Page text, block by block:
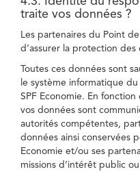
traite vos données ?
Les partenaires du Point
d’assurer la protection des
Toutes ces données sont
le système informatique
SPF Economie. En
vos données sont
autorités compétentes,
données ainsi conservées
Economie et/ou ses
missions d’intérêt public